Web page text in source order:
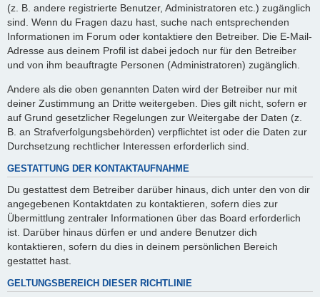
(z. B. andere registrierte Benutzer, Administratoren etc.) zugänglich
sind. Wenn du Fragen dazu hast, suche nach entsprechenden
Informationen im Forum oder kontaktiere den Betreiber. Die E-Mail-
Adresse aus deinem Profil ist dabei jedoch nur für den Betreiber
und von ihm beauftragte Personen (Administratoren) zugänglich.
Andere als die oben genannten Daten wird der Betreiber nur mit
deiner Zustimmung an Dritte weitergeben. Dies gilt nicht, sofern er
auf Grund gesetzlicher Regelungen zur Weitergabe der Daten (z.
B. an Strafverfolgungsbehörden) verpflichtet ist oder die Daten zur
Durchsetzung rechtlicher Interessen erforderlich sind.
GESTATTUNG DER KONTAKTAUFNAHME
Du gestattest dem Betreiber darüber hinaus, dich unter den von dir
angegebenen Kontaktdaten zu kontaktieren, sofern dies zur
Übermittlung zentraler Informationen über das Board erforderlich
ist. Darüber hinaus dürfen er und andere Benutzer dich
kontaktieren, sofern du dies in deinem persönlichen Bereich
gestattet hast.
GELTUNGSBEREICH DIESER RICHTLINIE